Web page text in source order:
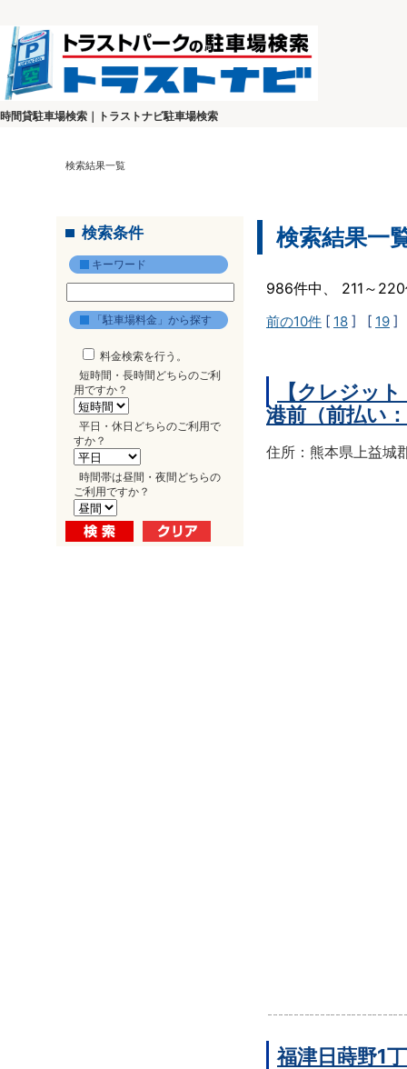
時間貸駐車場検索｜トラストナビ駐車場検索
検索結果一覧
検索条件
キーワード
「駐車場料金」から探す
料金検索を行う。
短時間・長時間どちらのご利
用ですか？
平日・休日どちらのご利用で
すか？
時間帯は昼間・夜間どちらの
ご利用ですか？
検索結果一
986件中、 211～
前の10件 [ 18 ] [ 19 ]
【クレジッ
港前（前払い
住所：熊本県上益城
福津日蒔野1